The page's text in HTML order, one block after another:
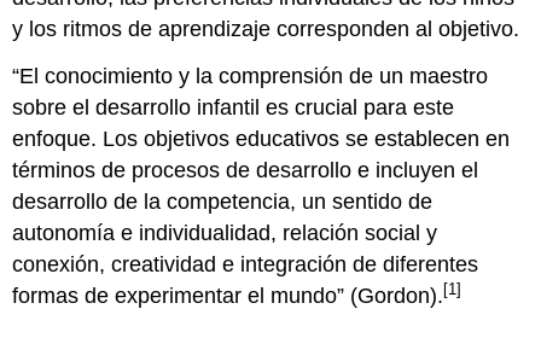
y los ritmos de aprendizaje corresponden al objetivo.
“El conocimiento y la comprensión de un maestro
sobre el desarrollo infantil es crucial para este
enfoque. Los objetivos educativos se establecen en
términos de procesos de desarrollo e incluyen el
desarrollo de la competencia, un sentido de
autonomía e individualidad, relación social y
conexión, creatividad e integración de diferentes
formas de experimentar el mundo” (Gordon). [1]